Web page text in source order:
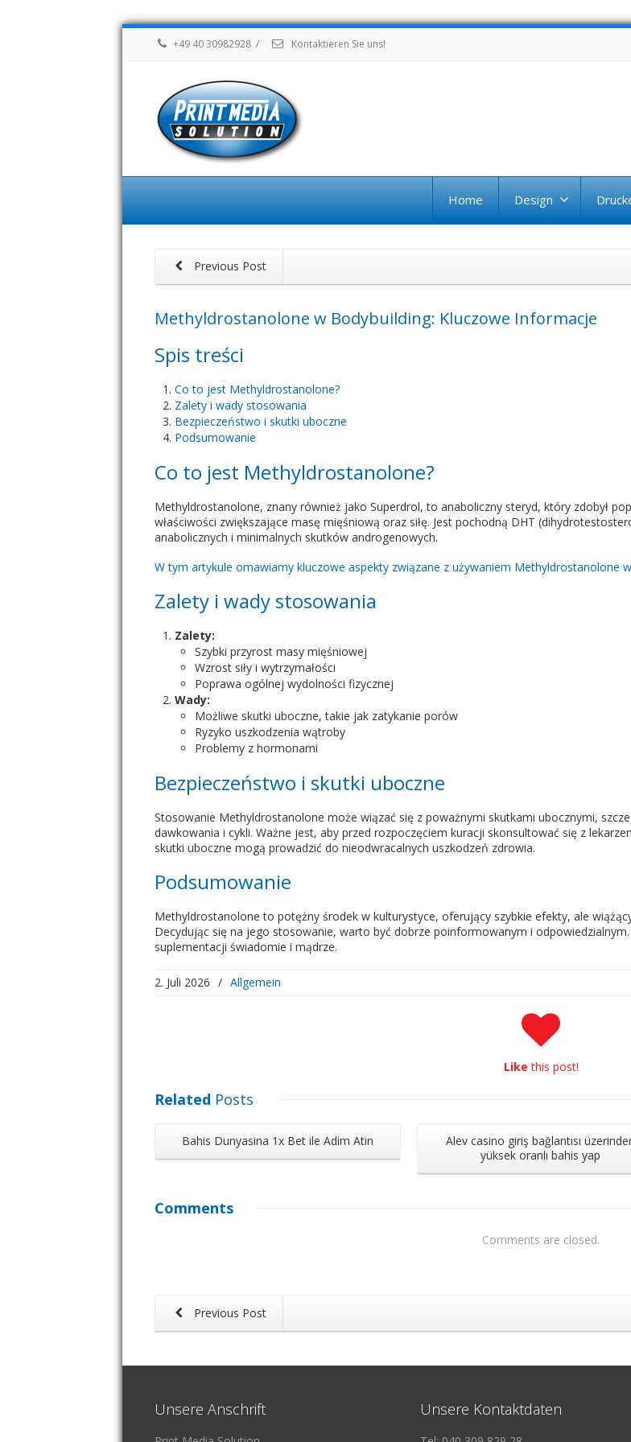
+49 40 30982928 / Kontaktieren Sie uns!
Home Design
Previous Post
Methyldrostanolone w Bodybuilding: Kluczowe Informacje
Spis treści
Co to jest Methyldrostanolone?
Zalety i wady stosowania
Bezpieczeństwo i skutki uboczne
Podsumowanie
Co to jest Methyldrostanolone?
Methyldrostanolone, znany również jako Superdrol, to anaboliczny steryd, który zdobył
właściwości zwiększające masę mięśniową oraz siłę. Jest pochodną DHT
anabolicznych i minimalnych skutków androgenowych.
W tym artykule omawiamy kluczowe aspekty związane z używaniem Methyldrostanolone
Zalety i wady stosowania
Zalety:
Szybki przyrost masy mięśniowej
Wzrost siły i wytrzymałości
Poprawa ogólnej wydolności fizycznej
Wady:
Możliwe skutki uboczne, takie jak zatykanie porów
Ryzyko uszkodzenia wątroby
Problemy z hormonami
Bezpieczeństwo i skutki uboczne
Stosowanie Methyldrostanolone może wiązać się z poważnymi skutkami ubocznymi,
dawkowania i cykli. Ważne jest, aby przed rozpoczęciem kuracji skonsultować się z
skutki uboczne mogą prowadzić do nieodwracalnych uszkodzeń zdrowia.
Podsumowanie
Methyldrostanolone to potężny środek w kulturystyce, oferujący szybkie efekty, ale
Decydując się na jego stosowanie, warto być dobrze poinformowanym i
suplementacji świadomie i mądrze.
2. Juli 2026 / Allgemein
Like this post!
Related Posts
Bahis Dunyasina 1x Bet ile Adim Atin
Alev casino giriş bağlantısı
yüksek oranlı bahis yap
Comments
Comments are closed.
Previous Post
Unsere Anschrift Unsere Kontaktdaten